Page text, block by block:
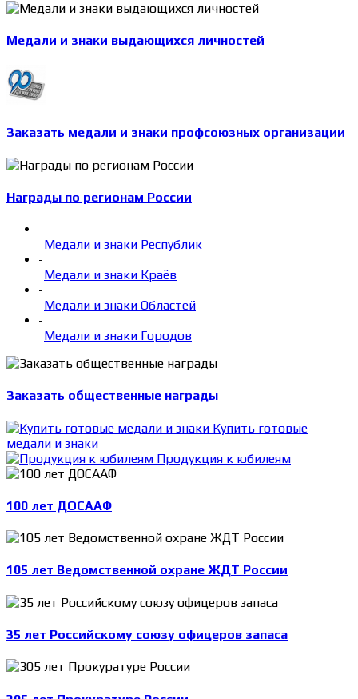
Медали и знаки выдающихся личностей
Заказать медали и знаки профсоюзных организации
Награды по регионам России
-
Медали и знаки Республик
-
Медали и знаки Краёв
-
Медали и знаки Областей
-
Медали и знаки Городов
Заказать общественные награды
Купить готовые
медали и знаки
Продукция к юбилеям
100 лет ДОСААФ
105 лет Ведомственной охране ЖДТ России
35 лет Российскому союзу офицеров запаса